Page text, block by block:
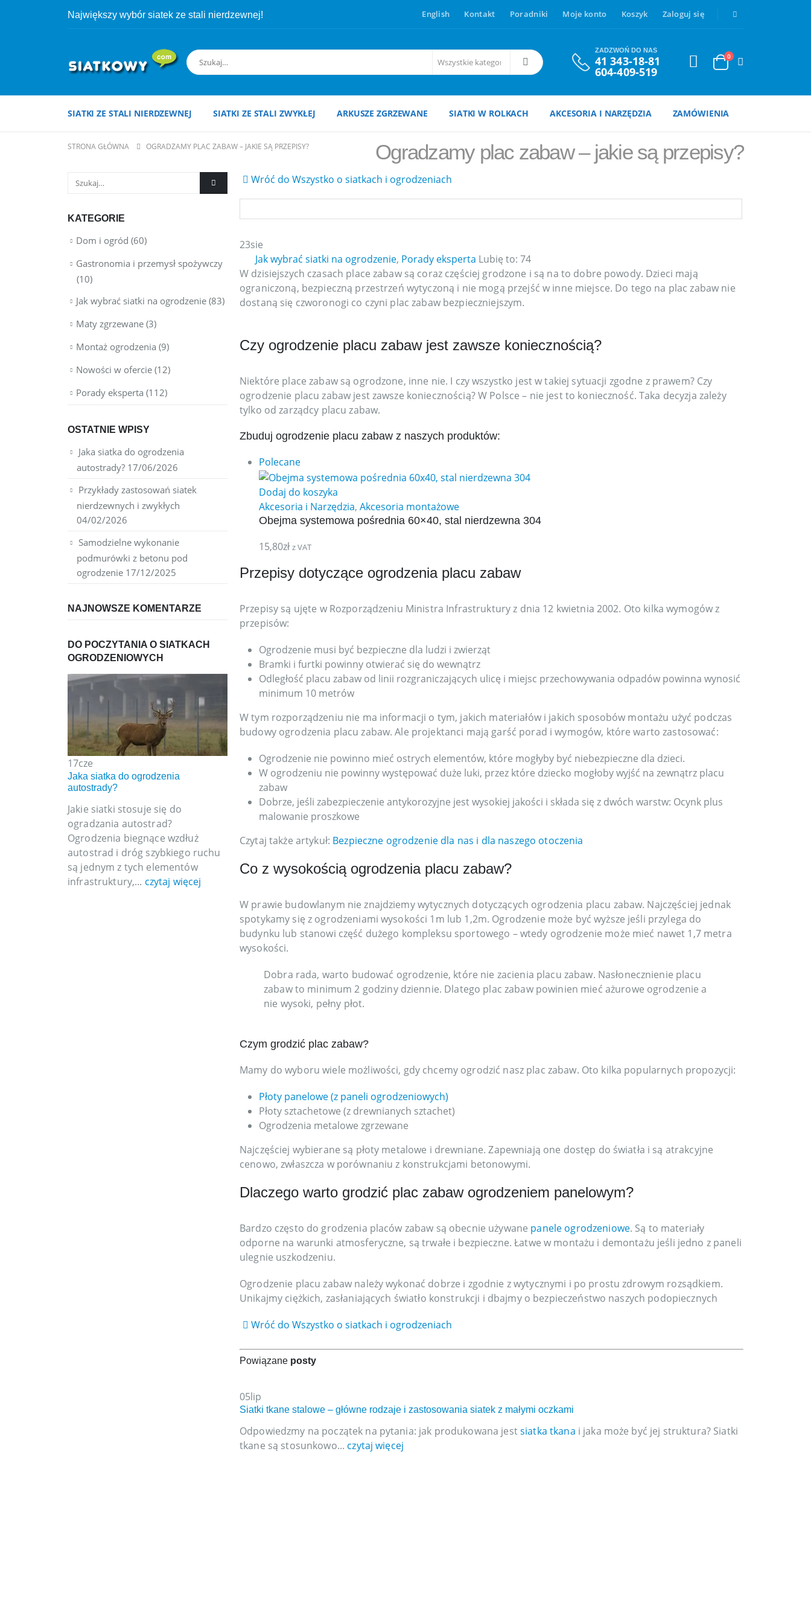
Największy wybór siatek ze stali nierdzewnej! English Kontakt Poradniki Moje konto Koszyk Zaloguj się
ZADZWOŃ DO NAS
41 343-18-81
604-409-519
0
SIATKI ZE STALI NIERDZEWNEJ SIATKI ZE STALI ZWYKŁEJ ARKUSZE ZGRZEWANE SIATKI W ROLKACH AKCESORIA I NARZĘDZIA ZAMÓWIENIA
Ogradzamy plac zabaw – jakie są przepisy?
STRONA GŁÓWNA OGRADZAMY PLAC ZABAW – JAKIE SĄ PRZEPISY?
Wróć do Wszystko o siatkach i ogrodzeniach
23sie
Jak wybrać siatki na ogrodzenie, Porady eksperta Lubię to: 74
W dzisiejszych czasach place zabaw są coraz częściej grodzone i są na to dobre powody. Dzieci mają
ograniczoną, bezpieczną przestrzeń wytyczoną i nie mogą przejść w inne miejsce. Do tego na plac zabaw nie
dostaną się czworonogi co czyni plac zabaw bezpieczniejszym.
Czy ogrodzenie placu zabaw jest zawsze koniecznością?
Niektóre place zabaw są ogrodzone, inne nie. I czy wszystko jest w takiej sytuacji zgodne z prawem? Czy
ogrodzenie placu zabaw jest zawsze koniecznością? W Polsce – nie jest to konieczność. Taka decyzja zależy
tylko od zarządcy placu zabaw.
Zbuduj ogrodzenie placu zabaw z naszych produktów:
Polecane
Dodaj do koszyka
Akcesoria i Narzędzia, Akcesoria montażowe
Obejma systemowa pośrednia 60×40, stal nierdzewna 304
15,80zł z VAT
Przepisy dotyczące ogrodzenia placu zabaw
Przepisy są ujęte w Rozporządzeniu Ministra Infrastruktury z dnia 12 kwietnia 2002. Oto kilka wymogów z
przepisów:
Ogrodzenie musi być bezpieczne dla ludzi i zwierząt
Bramki i furtki powinny otwierać się do wewnątrz
Odległość placu zabaw od linii rozgraniczających ulicę i miejsc przechowywania odpadów powinna wynosić
minimum 10 metrów
W tym rozporządzeniu nie ma informacji o tym, jakich materiałów i jakich sposobów montażu użyć podczas
budowy ogrodzenia placu zabaw. Ale projektanci mają garść porad i wymogów, które warto zastosować:
Ogrodzenie nie powinno mieć ostrych elementów, które mogłyby być niebezpieczne dla dzieci.
W ogrodzeniu nie powinny występować duże luki, przez które dziecko mogłoby wyjść na zewnątrz placu
zabaw
Dobrze, jeśli zabezpieczenie antykorozyjne jest wysokiej jakości i składa się z dwóch warstw: Ocynk plus
malowanie proszkowe
Czytaj także artykuł: Bezpieczne ogrodzenie dla nas i dla naszego otoczenia
Co z wysokością ogrodzenia placu zabaw?
W prawie budowlanym nie znajdziemy wytycznych dotyczących ogrodzenia placu zabaw. Najczęściej jednak
spotykamy się z ogrodzeniami wysokości 1m lub 1,2m. Ogrodzenie może być wyższe jeśli przylega do
budynku lub stanowi część dużego kompleksu sportowego – wtedy ogrodzenie może mieć nawet 1,7 metra
wysokości.
Dobra rada, warto budować ogrodzenie, które nie zacienia placu zabaw. Nasłonecznienie placu
zabaw to minimum 2 godziny dziennie. Dlatego plac zabaw powinien mieć ażurowe ogrodzenie a
nie wysoki, pełny płot.
Czym grodzić plac zabaw?
Mamy do wyboru wiele możliwości, gdy chcemy ogrodzić nasz plac zabaw. Oto kilka popularnych propozycji:
Płoty panelowe (z paneli ogrodzeniowych)
Płoty sztachetowe (z drewnianych sztachet)
Ogrodzenia metalowe zgrzewane
Najczęściej wybierane są płoty metalowe i drewniane. Zapewniają one dostęp do światła i są atrakcyjne
cenowo, zwłaszcza w porównaniu z konstrukcjami betonowymi.
Dlaczego warto grodzić plac zabaw ogrodzeniem panelowym?
Bardzo często do grodzenia placów zabaw są obecnie używane panele ogrodzeniowe. Są to materiały
odporne na warunki atmosferyczne, są trwałe i bezpieczne. Łatwe w montażu i demontażu jeśli jedno z paneli
ulegnie uszkodzeniu.
Ogrodzenie placu zabaw należy wykonać dobrze i zgodnie z wytycznymi i po prostu zdrowym rozsądkiem.
Unikajmy ciężkich, zasłaniających światło konstrukcji i dbajmy o bezpieczeństwo naszych podopiecznych
Wróć do Wszystko o siatkach i ogrodzeniach
Powiązane posty
05lip
Siatki tkane stalowe – główne rodzaje i zastosowania siatek z małymi oczkami
Odpowiedzmy na początek na pytania: jak produkowana jestsiatka tkana i jaka może być jej struktura? Siatki
tkane są stosunkowo... czytaj więcej
KATEGORIE
Dom i ogród (60)
Gastronomia i przemysł spożywczy
(10)
Jak wybrać siatki na ogrodzenie (83)
Maty zgrzewane (3)
Montaż ogrodzenia (9)
Nowości w ofercie (12)
Porady eksperta (112)
OSTATNIE WPISY
Jaka siatka do ogrodzenia
autostrady? 17/06/2026
Przykłady zastosowań siatek
nierdzewnych i zwykłych
04/02/2026
Samodzielne wykonanie
podmurówki z betonu pod
ogrodzenie 17/12/2025
NAJNOWSZE KOMENTARZE
DO POCZYTANIA O SIATKACH
OGRODZENIOWYCH
17cze
Jaka siatka do ogrodzenia
autostrady?
Jakie siatki stosuje się do
ogradzania autostrad?
Ogrodzenia biegnące wzdłuż
autostrad i dróg szybkiego ruchu
są jednym z tych elementów
infrastruktury,... czytaj więcej